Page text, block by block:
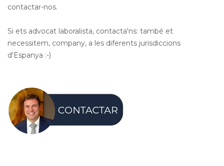
contactar-nos.
Si ets advocat laboralista, contacta'ns: també et
necessitem, company, a les diferents jurisdiccions
d'Espanya :-)